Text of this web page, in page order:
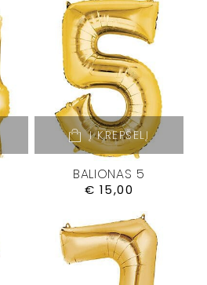
Į KREPŠELĮ
BALIONAS 5
€ 15,00